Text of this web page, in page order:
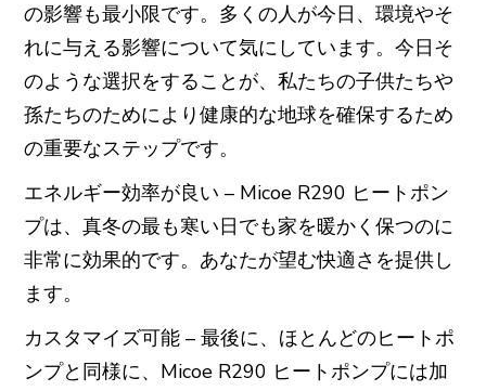
の影響も最小限です。多くの人が今日、環境やそ
れに与える影響について気にしています。今日そ
のような選択をすることが、私たちの子供たちや
孫たちのためにより健康的な地球を確保するため
の重要なステップです。
エネルギー効率が良い – Micoe R290 ヒートポン
プは、真冬の最も寒い日でも家を暖かく保つのに
非常に効果的です。あなたが望む快適さを提供し
ます。
カスタマイズ可能 – 最後に、ほとんどのヒートポ
ンプと同様に、Micoe R290 ヒートポンプには加